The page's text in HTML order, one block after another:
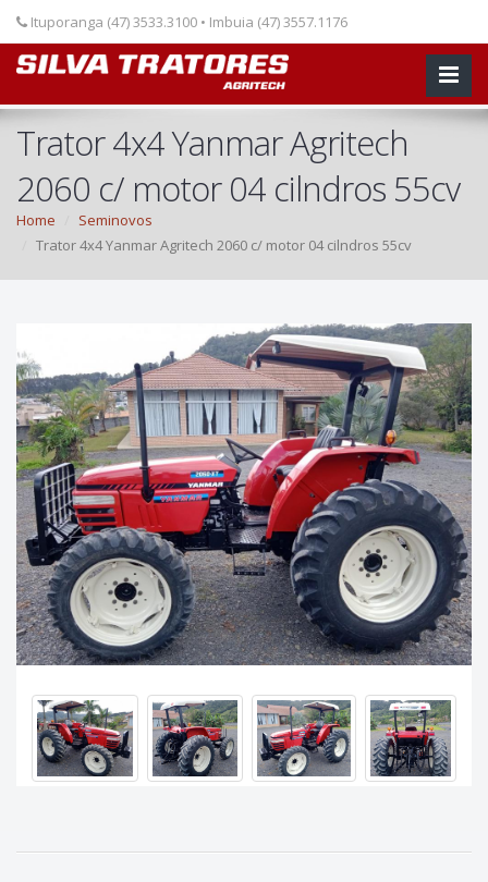
Ituporanga (47) 3533.3100 • Imbuia (47) 3557.1176
Trator 4x4 Yanmar Agritech
2060 c/ motor 04 cilndros 55cv
Home
Seminovos
Trator 4x4 Yanmar Agritech 2060 c/ motor 04 cilndros 55cv